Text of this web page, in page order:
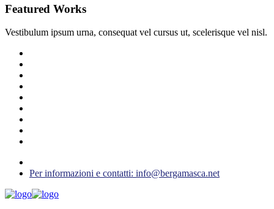
Featured Works
Vestibulum ipsum urna, consequat vel cursus ut, scelerisque vel nisl.
Per informazioni e contatti: info@bergamasca.net